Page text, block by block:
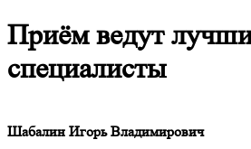
Приём ведут
специалисты
Шабалин Игорь Владимирович